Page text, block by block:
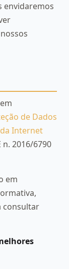
envidaremos
de Dados
Internet
n. 2016/6790
em
consultar